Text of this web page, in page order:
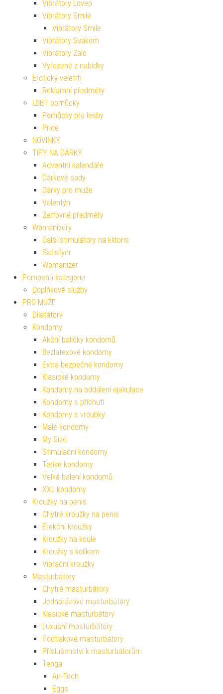
Vibrátory Loveo
Vibrátory Smile
Vibrátory Smile
Vibrátory Svakom
Vibrátory Zalo
Vyřazené z nabídky
Erotický veletrh
Reklamní předměty
LGBT pomůcky
Pomůcky pro lesby
Pride
NOVINKY
TIPY NA DÁRKY
Adventní kalendáře
Dárkové sady
Dárky pro muže
Valentýn
Žertovné předměty
Womanizéry
Další stimulátory na klitoris
Satisfyer
Womanizer
Pomocná kategorie
Doplňkové služby
PRO MUŽE
Dilatátory
Kondomy
Akční balíčky kondomů
Bezlatexové kondomy
Extra bezpečné kondomy
Klasické kondomy
Kondomy na oddálení ejakulace
Kondomy s příchutí
Kondomy s vroubky
Malé kondomy
My Size
Stimulační kondomy
Tenké kondomy
Velká balení kondomů
XXL kondomy
Kroužky na penis
Chytré kroužky na penis
Erekční kroužky
Kroužky na koule
Kroužky s kolíkem
Vibrační kroužky
Masturbátory
Chytré masturbátory
Jednorázové masturbátory
Klasické masturbátory
Luxusní masturbátory
Podtlakové masturbátory
Příslušenství k masturbátorům
Tenga
Air-Tech
Eggs